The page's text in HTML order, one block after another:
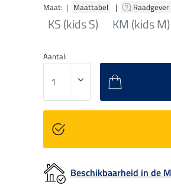
Maat: | Maattabel | Raadgever
KS (kids S) KM (kids M)
Aantal:
Beschikbaarheid in de